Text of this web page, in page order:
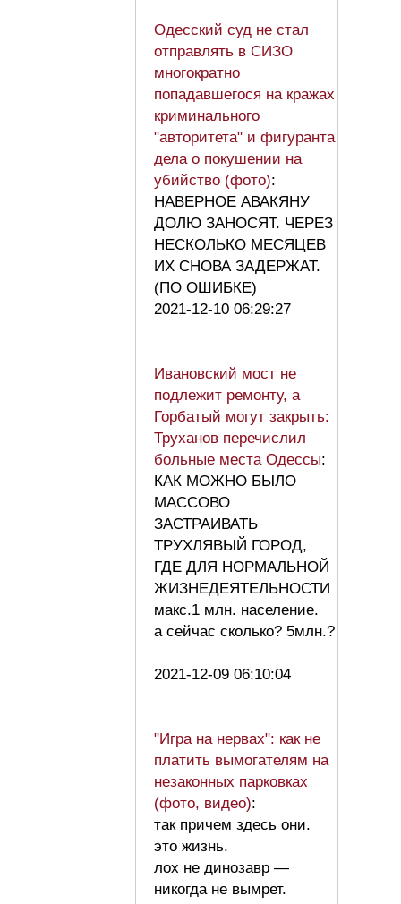
Одесский суд не стал
отправлять в СИЗО
многократно
попадавшегося на кражах
криминального
"авторитета" и фигуранта
дела о покушении на
убийство (фото):
НАВЕРНОЕ АВАКЯНУ
ДОЛЮ ЗАНОСЯТ. ЧЕРЕЗ
НЕСКОЛЬКО МЕСЯЦЕВ
ИХ СНОВА ЗАДЕРЖАТ.
(ПО ОШИБКЕ)
2021-12-10 06:29:27
Ивановский мост не
подлежит ремонту, а
Горбатый могут закрыть:
Труханов перечислил
больные места Одессы:
КАК МОЖНО БЫЛО
МАССОВО
ЗАСТРАИВАТЬ
ТРУХЛЯВЫЙ ГОРОД,
ГДЕ ДЛЯ НОРМАЛЬНОЙ
ЖИЗНЕДЕЯТЕЛЬНОСТИ
макс.1 млн. население.
а сейчас сколько? 5млн.?
2021-12-09 06:10:04
"Игра на нервах": как не
платить вымогателям на
незаконных парковках
(фото, видео):
так причем здесь они.
это жизнь.
лох не динозавр —
никогда не вымрет.